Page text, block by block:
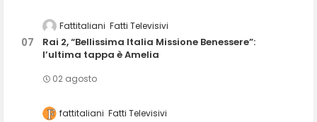
Fattitaliani Fatti Televisivi
Rai 2, “Bellissima Italia Missione Benessere”:
l’ultima tappa è Amelia
02 agosto
fattitaliani Fatti Televisivi